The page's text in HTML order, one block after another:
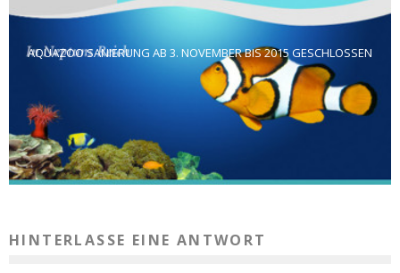
AQUAZOO SANIERUNG AB 3. NOVEMBER BIS 2015 GESCHLOSSEN
HINTERLASSE EINE ANTWORT